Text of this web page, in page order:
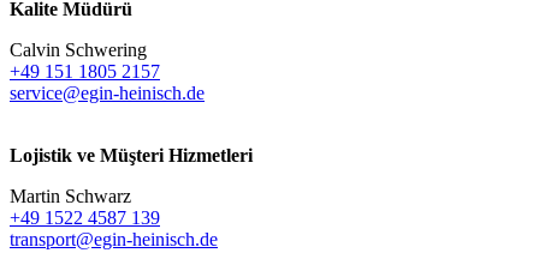
Kalite Müdürü
Calvin Schwering
+49 151 1805 2157
service@egin-heinisch.de
Lojistik ve Müşteri Hizmetleri
Martin Schwarz
+49 1522 4587 139
transport@egin-heinisch.de